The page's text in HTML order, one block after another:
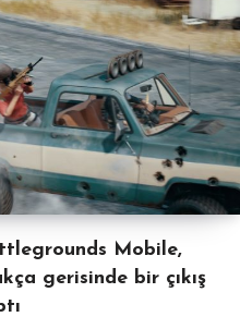
Mobile,
gerisinde bir çıkış